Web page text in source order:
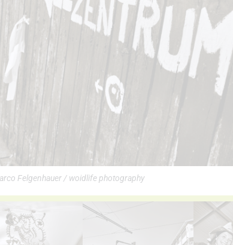
Felgenhauer / woidlife photography